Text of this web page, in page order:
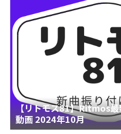
【リトモス81】Ritmos最
動画 2024年10月